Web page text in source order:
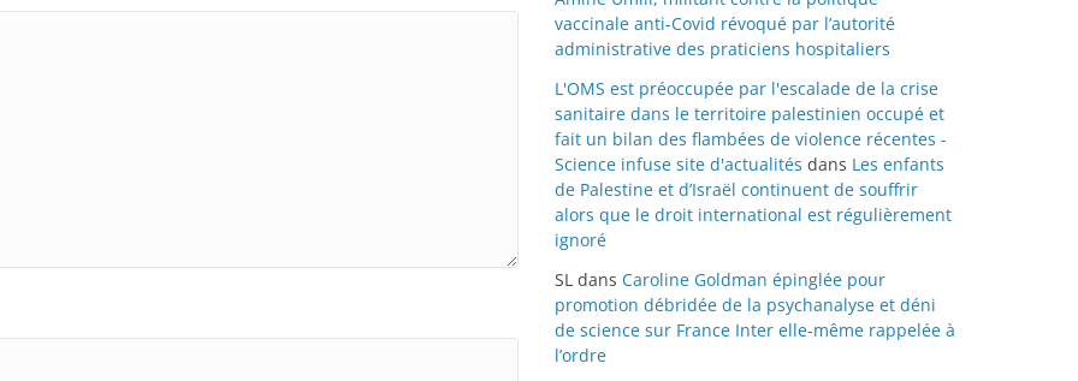
vaccinale anti-Covid révoqué par l’autorité
administrative des praticiens hospitaliers
L'OMS est préoccupée par l'escalade de la crise
sanitaire dans le territoire palestinien occupé et
fait un bilan des flambées de violence récentes -
Science infuse site d'actualités dans Les enfants
de Palestine et d’Israël continuent de souffrir
alors que le droit international est régulièrement
ignoré
SL dans Caroline Goldman épinglée pour
promotion débridée de la psychanalyse et déni
de science sur France Inter elle-même rappelée à
l’ordre